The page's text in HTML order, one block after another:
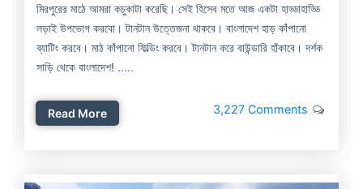
মিরপুরের মাঠে আমরা কচুকাটা করেছি। সেই হিসেব মতে আজ একটা হাড্ডাহাড্ডি
লড়াই উপভোগ করবো। টানটান উত্তেজনা থাকবে। বাংলাদেশ হাড় কাঁপানো
ব্যাটিং করবে। মাঠ কাঁপানো ফিল্ডিং করবে। টানটান করে বাউন্ডারি হাঁকাবে। দর্শক
সাড়ি থেকে বাংলাদেশ! .....
Read More 3,227 Comments